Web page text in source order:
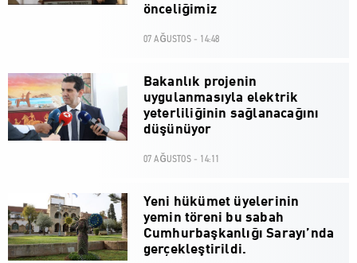
önceliğimiz
07 AĞUSTOS - 14:48
Bakanlık projenin
uygulanmasıyla elektrik
yeterliliğinin sağlanacağını
düşünüyor
07 AĞUSTOS - 14:11
Yeni hükümet üyelerinin
yemin töreni bu sabah
Cumhurbaşkanlığı Sarayı’nda
gerçekleştirildi.